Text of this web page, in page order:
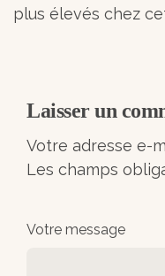
plus élevés chez
Laisser un
Votre adresse e-
Les champs
Votre message